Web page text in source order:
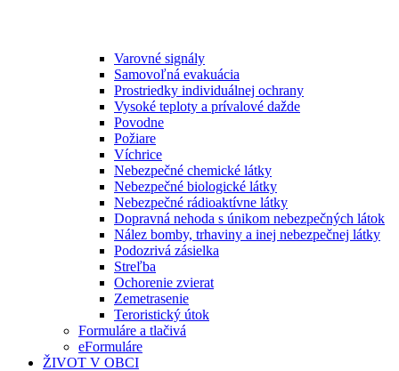
Varovné signály
Samovoľná evakuácia
Prostriedky individuálnej ochrany
Vysoké teploty a prívalové dažde
Povodne
Požiare
Víchrice
Nebezpečné chemické látky
Nebezpečné biologické látky
Nebezpečné rádioaktívne látky
Dopravná nehoda s únikom nebezpečných látok
Nález bomby, trhaviny a inej nebezpečnej látky
Podozrivá zásielka
Streľba
Ochorenie zvierat
Zemetrasenie
Teroristický útok
Formuláre a tlačivá
eFormuláre
ŽIVOT V OBCI